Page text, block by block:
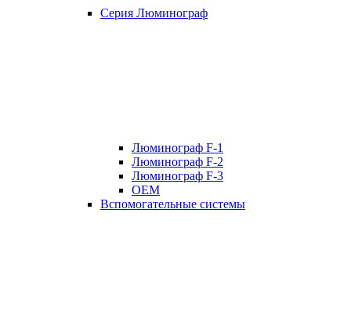
Серия Люминограф
Люминограф F-1
Люминограф F-2
Люминограф F-3
OEM
Вспомогательные системы